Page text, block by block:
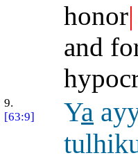
honor|
and
9.
[63:9]
Ya